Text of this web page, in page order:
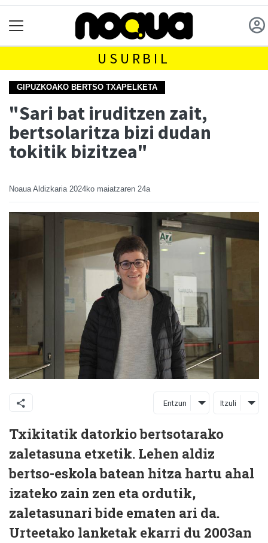
USURBIL
GIPUZKOAKO BERTSO TXAPELKETA
"Sari bat iruditzen zait,
bertsolaritza bizi dudan
tokitik bizitzea"
Noaua Aldizkaria 2024ko maiatzaren 24a
Entzun Itzuli
Txikitatik datorkio bertsotarako
zaletasuna etxetik. Lehen aldiz
bertso-eskola batean hitza hartu ahal
izateko zain zen eta ordutik,
zaletasunari bide ematen ari da.
Urteetako lanketak ekarri du 2003an